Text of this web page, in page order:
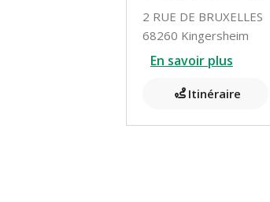
2 RUE DE BRUXELLES
68260 Kingersheim
En savoir plus
Itinéraire